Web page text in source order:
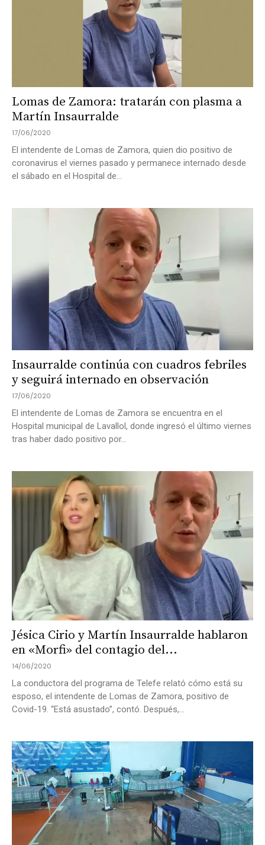
Lomas de Zamora: tratarán con plasma a
Martín Insaurralde
17/06/2020
El intendente de Lomas de Zamora, quien dio positivo de
coronavirus el viernes pasado y permanece internado desde
el sábado en el Hospital de...
Insaurralde continúa con cuadros febriles
y seguirá internado en observación
17/06/2020
El intendente de Lomas de Zamora se encuentra en el
Hospital municipal de Lavallol, donde ingresó el último viernes
tras haber dado positivo por...
Jésica Cirio y Martín Insaurralde hablaron
en «Morfi» del contagio del...
14/06/2020
La conductora del programa de Telefe relató cómo está su
esposo, el intendente de Lomas de Zamora, positivo de
Covid-19. “Está asustado”, contó. Después,...